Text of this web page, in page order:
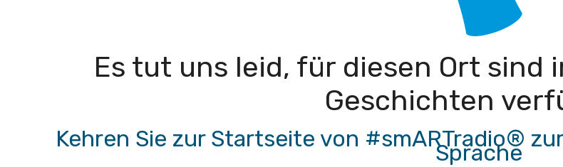
Es tut uns leid, für diesen Ort sind
Geschichten
Kehren Sie zur Startseite von #smARTradio®
Sprache